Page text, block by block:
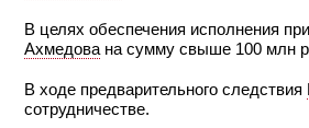
В целях обеспечения исполнения
Ахмедова на сумму свыше 100 млн
В ходе предварительного следствия
сотрудничестве.